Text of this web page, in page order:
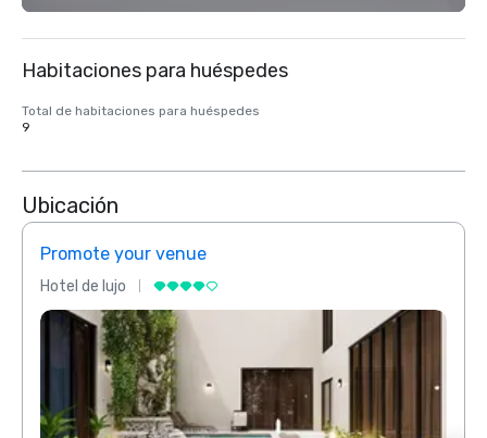
Habitaciones para huéspedes
Total de habitaciones para huéspedes
9
Ubicación
Promote your venue
Hotel de lujo